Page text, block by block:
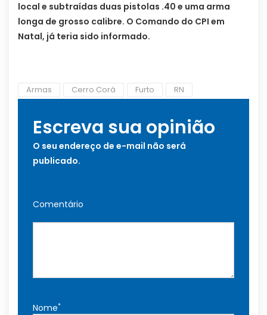
local e subtraídas duas pistolas .40 e uma arma
longa de grosso calibre. O Comando do CPI em
Natal, já teria sido informado.
Armas Cerro Corá Furto RN
Escreva sua opinião
O seu endereço de e-mail não será
publicado.
Comentário
Nome*